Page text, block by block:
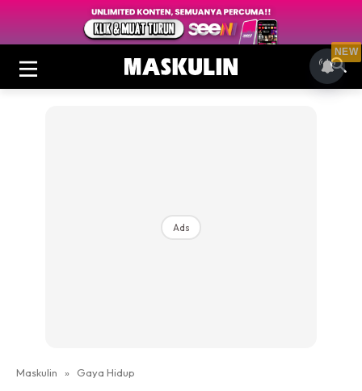
Ads
Maskulin » Gaya Hidup
NEW